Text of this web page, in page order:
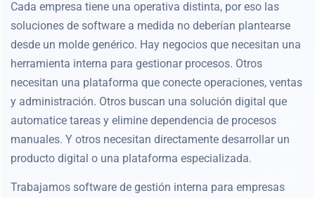
Cada empresa tiene una operativa distinta, por eso las
soluciones de software a medida no deberían plantearse
desde un molde genérico. Hay negocios que necesitan una
herramienta interna para gestionar procesos. Otros
necesitan una plataforma que conecte operaciones, ventas
y administración. Otros buscan una solución digital que
automatice tareas y elimine dependencia de procesos
manuales. Y otros necesitan directamente desarrollar un
producto digital o una plataforma especializada.
Trabajamos software de gestión interna para empresas